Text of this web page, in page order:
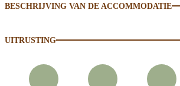
BESCHRIJVING VAN DE ACCOMMODATIE
UITRUSTING